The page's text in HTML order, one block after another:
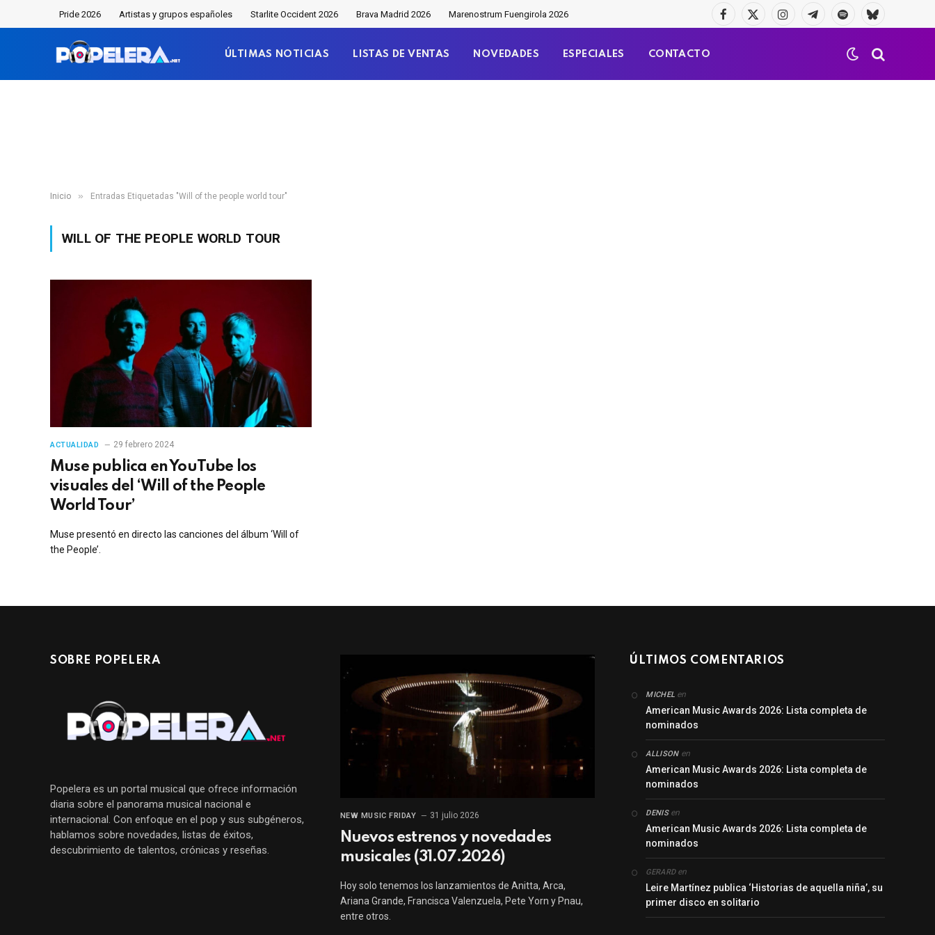
Pride 2026 Artistas y grupos españoles Starlite Occident 2026 Brava Madrid 2026 Marenostrum Fuengirola 2026
Facebook
X
InstagramTelegramaSpotifyBluesky
ÚLTIMAS NOTICIAS LISTAS DE VENTAS NOVEDADES ESPECIALES CONTACTO
Inicio » Entradas Etiquetadas "Will of the people world tour"
WILL OF THE PEOPLE WORLD TOUR
ACTUALIDAD 29 febrero 2024
Muse publica en YouTube los
visuales del ‘Will of the People
World Tour’
Muse presentó en directo las canciones del álbum ‘Will of
the People’.
SOBRE POPELERA
Popelera es un portal musical que ofrece información
diaria sobre el panorama musical nacional e
internacional. Con enfoque en el pop y sus subgéneros,
hablamos sobre novedades, listas de éxitos,
descubrimiento de talentos, crónicas y reseñas.
NEW MUSIC FRIDAY 31 julio 2026
Nuevos estrenos y novedades
musicales (31.07.2026)
Hoy solo tenemos los lanzamientos de Anitta, Arca,
Ariana Grande, Francisca Valenzuela, Pete Yorn y Pnau,
entre otros.
ÚLTIMOS COMENTARIOS
MICHEL en
American Music Awards 2026: Lista completa de
nominados
ALLISONen
American Music Awards 2026: Lista completa de
nominados
DENISen
American Music Awards 2026: Lista completa de
nominados
GERARDen
Leire Martínez publica ‘Historias de aquella niña’, su
primer disco en solitario